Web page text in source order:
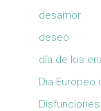
desamor
deseo
día de los
Dia Europeo